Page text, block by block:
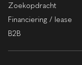
Zoekopdracht
Financiering / lease
B2B